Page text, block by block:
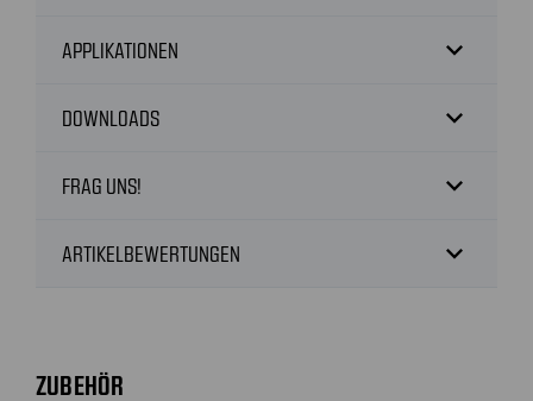
APPLIKATIONEN expand_more
DOWNLOADS expand_more
FRAG UNS! expand_more
ARTIKELBEWERTUNGEN expand_more
ZUBEHÖR